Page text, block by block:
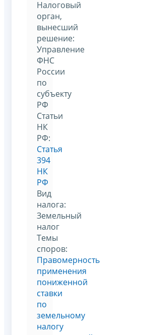
Налоговый
орган,
вынесший
решение:
Управление
ФНС
России
по
субъекту
РФ
Статьи
НК
РФ:
Статья
394
НК
РФ
Вид
налога:
Земельный
налог
Темы
споров:
Правомерность
применения
пониженной
ставки
по
земельному
налогу